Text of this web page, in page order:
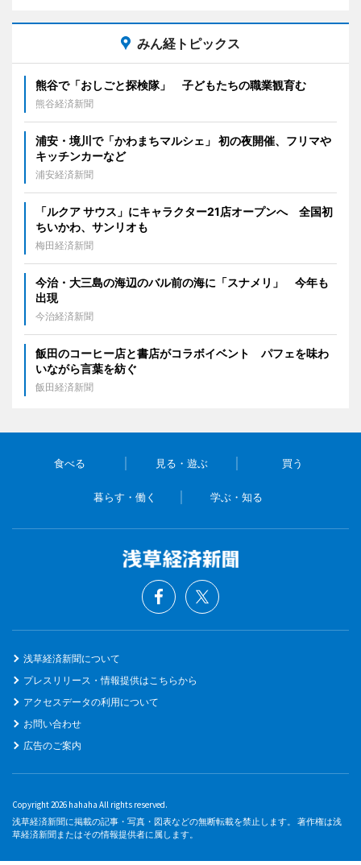
みん経トピックス
熊谷で「おしごと探検隊」 子どもたちの職業観育む
熊谷経済新聞
浦安・境川で「かわまちマルシェ」 初の夜開催、フリマや
キッチンカーなど
浦安経済新聞
「ルクア サウス」にキャラクター21店オープンへ 全国初
ちいかわ、サンリオも
梅田経済新聞
今治・大三島の海辺のバル前の海に「スナメリ」 今年も
出現
今治経済新聞
飯田のコーヒー店と書店がコラボイベント パフェを味わ
いながら言葉を紡ぐ
飯田経済新聞
食べる 見る・遊ぶ 買う
暮らす・働く 学ぶ・知る
浅草経済新聞について
プレスリリース・情報提供はこちらから
アクセスデータの利用について
お問い合わせ
広告のご案内
Copyright 2026 hahaha All rights reserved.
浅草経済新聞に掲載の記事・写真・図表などの無断転載を禁止します。 著作権は浅
草経済新聞またはその情報提供者に属します。